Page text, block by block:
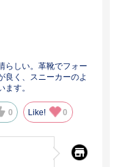
らしい。革靴でフォー
良く、スニーカーのよ
す。
0 Like! 0